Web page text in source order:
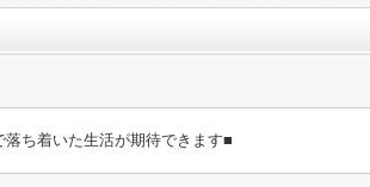
ち着いた生活が期待できます■